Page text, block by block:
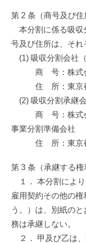
第 2 条（商号及び住
本分割に係る吸収
号及び住所は、それ
(1) 吸収分割会社（
商 号：株式会
住 所：東京都
(2) 吸収分割承継会
商 号：株式会社
事業分割準備会社
住 所：東京都
第 3 条（承継する権
１． 本分割により
雇用契約その他の
う。）は、別紙の
務は承継しない。
２． 甲及び乙は